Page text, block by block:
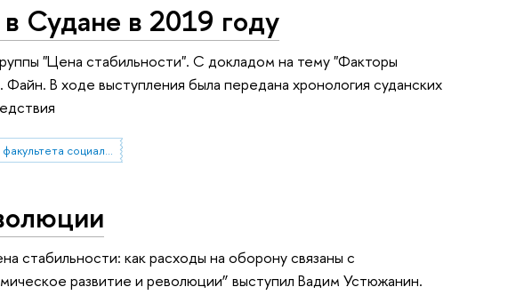
Судане в 2019 году
"Цена стабильности". С докладом на тему "Факторы
В ходе выступления была передана хронология суданских
Проектные группы факультета социальных наук
стабильности: как расходы на оборону связаны с
развитие и революции” выступил Вадим Устюжанин.